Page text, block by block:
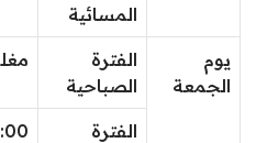
المسائية
يوم
الجمعة
الفترة
الصباحية
الفترة
8:00